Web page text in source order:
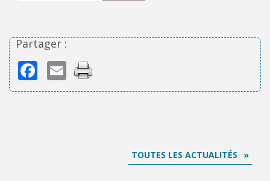
Partager :
Facebook
Email
TOUTES LES ACTUALITÉS